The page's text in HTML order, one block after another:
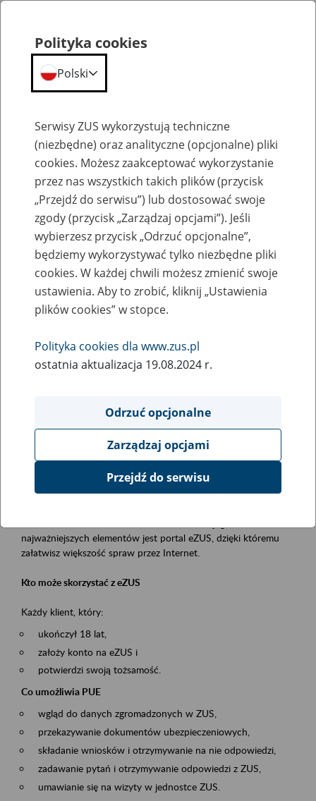
Szkolenia
Zaproś ZUS do siebie - zakładanie profili
eZUS w siedzibie Twojej firmy
Rodzaj wydarzenia
Szkolenia
Obszar merytoryczny
obsługa klientów
Opis wydarzenia
Platforma Usług Elektronicznych ZUS eZUS
najważniejszych elementów jest portal eZUS, dzięki któremu
załatwisz większość spraw przez Internet.
Kto może skorzystać z eZUS
Każdy klient, który:
ukończył 18 lat,
założy konto na eZUS i
potwierdzi swoją tożsamość.
Co umożliwia PUE
wgląd do danych zgromadzonych w ZUS,
przekazywanie dokumentów ubezpieczeniowych,
składanie wniosków i otrzymywanie na nie odpowiedzi,
zadawanie pytań i otrzymywanie odpowiedzi z ZUS,
umawianie się na wizyty w jednostce ZUS.
Polityka cookies
Polski
Serwisy ZUS wykorzystują techniczne
(niezbędne) oraz analityczne (opcjonalne) pliki
cookies. Możesz zaakceptować wykorzystanie
przez nas wszystkich takich plików (przycisk
„Przejdź do serwisu”) lub dostosować swoje
zgody (przycisk „Zarządzaj opcjami”). Jeśli
wybierzesz przycisk „Odrzuć opcjonalne”,
będziemy wykorzystywać tylko niezbędne pliki
cookies. W każdej chwili możesz zmienić swoje
ustawienia. Aby to zrobić, kliknij „Ustawienia
plików cookies” w stopce.
Polityka cookies dla www.zus.pl
ostatnia aktualizacja 19.08.2024 r.
Odrzuć opcjonalne
Zarządzaj opcjami
Przejdź do serwisu